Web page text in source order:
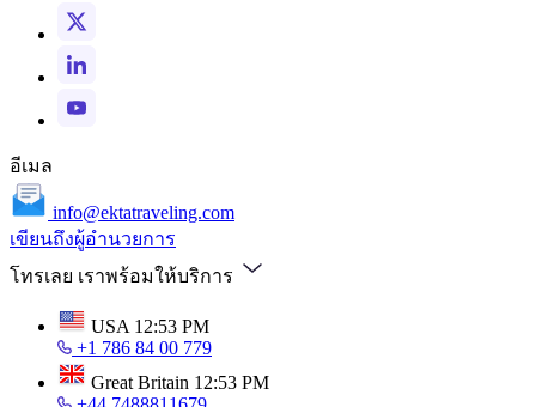
อีเมล
info@ektatraveling.com
เขียนถึงผู้อำนวยการ
โทรเลย เราพร้อมให้บริการ
USA 12:53 PM
+1 786 84 00 779
Great Britain 12:53 PM